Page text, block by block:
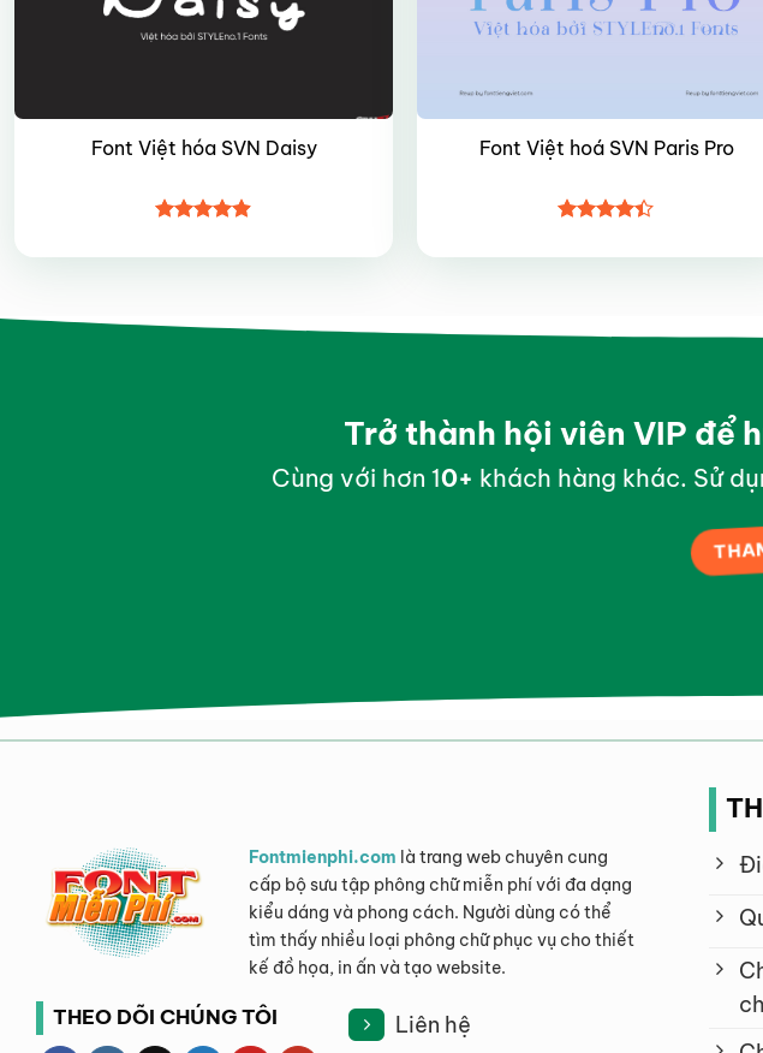
Font Việt hóa SVN Daisy
hạng4.85
Font Việt hoá SVN Paris Pro
hạng4.4
Trở thành hội viên VIP để
Cùng với hơn 10+ khách hàng khác. Sử
Fontmienphi.com là trang web chuyên cung
cấp bộ sưu tập phông chữ miễn phí với đa dạng
kiểu dáng và phong cách. Người dùng có thể
tìm thấy nhiều loại phông chữ phục vụ cho thiết
kế đồ họa, in ấn và tạo website.
THEO DÕI CHÚNG TÔI Liên hệ